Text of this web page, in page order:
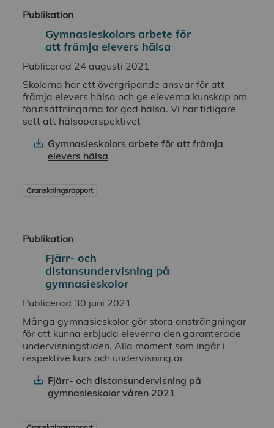
Publikation
Gymnasieskolors arbete för
att främja elevers hälsa
Publicerad 24 augusti 2021
Skolorna har ett övergripande ansvar för att
främja elevers hälsa och ge eleverna kunskap om
förutsättningarna för god hälsa. Vi har tidigare
sett att hälsoperspektivet
Gymnasieskolors arbete för att främja
elevers hälsa
Granskningsrapport
Publikation
Fjärr- och
distansundervisning på
gymnasieskolor
Publicerad 30 juni 2021
Många gymnasieskolor gör stora ansträngningar
för att kunna erbjuda eleverna den garanterade
undervisningstiden. Alla moment som ingår i
respektive kurs och undervisning är
Fjärr- och distansundervisning på
gymnasieskolor våren 2021